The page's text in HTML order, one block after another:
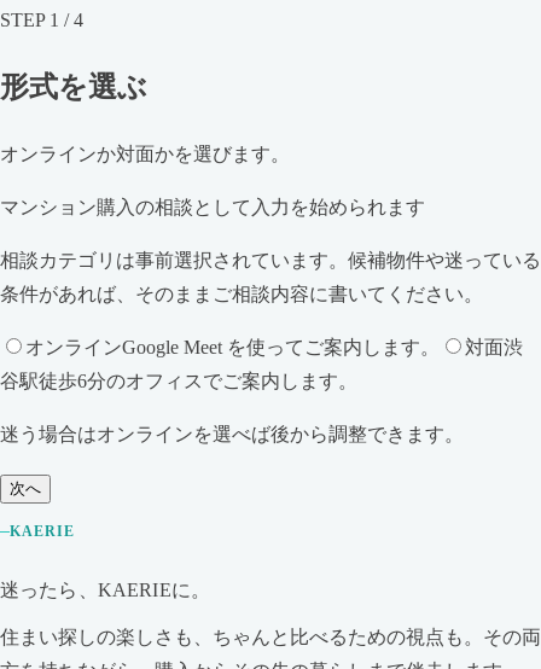
STEP 1 /4
形式を選ぶ
オンラインか対面かを選びます。
マンション購入の相談として入力を始められます
相談カテゴリは事前選択されています。候補物件や迷っている
条件があれば、そのままご相談内容に書いてください。
オンラインGoogle Meet を使ってご案内します。 対面渋
谷駅徒歩6分のオフィスでご案内します。
迷う場合はオンラインを選べば後から調整できます。
次へ
KAERIE
迷ったら、KAERIEに。
住まい探しの楽しさも、ちゃんと比べるための視点も。その両